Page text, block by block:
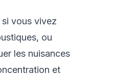
vous vivez
ou
les nuisances
et